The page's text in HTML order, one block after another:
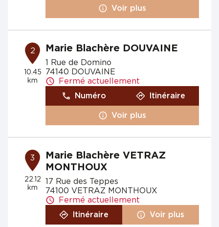
Voir plus
2
10.45
km
Marie Blachère DOUVAINE
1 Rue de Domino
74140 DOUVAINE
Fermé actuellement
Numéro
Itinéraire
Voir plus
3
22.12
km
Marie Blachère VETRAZ
MONTHOUX
17 Rue des Teppes
74100 VETRAZ MONTHOUX
Fermé actuellement
Itinéraire
Voir plus